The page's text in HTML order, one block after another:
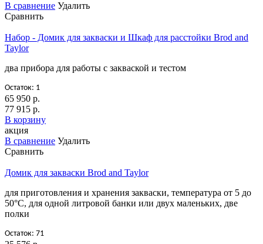
В сравнение Удалить
Сравнить
Набор - Домик для закваски и Шкаф для расстойки Brod and
Taylor
два прибора для работы с закваской и тестом
Остаток: 1
65 950 р.
77 915 р.
В корзину
акция
В сравнение Удалить
Сравнить
Домик для закваски Brod and Taylor
для приготовления и хранения закваски, температура от 5 до
50°C, для одной литровой банки или двух маленьких, две
полки
Остаток: 71